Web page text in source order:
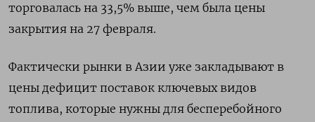
торговалась на 33,5% выше, чем была цены
закрытия на 27 февраля.
Фактически рынки в Азии уже закладывают в
цены дефицит поставок ключевых видов
‌топлива, которые нужны для бесперебойного